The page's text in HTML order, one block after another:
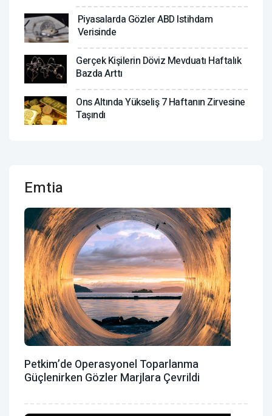
Piyasalarda Gözler ABD Istihdam
Verisinde
Gerçek Kişilerin Döviz Mevduatı Haftalık
Bazda Arttı
Ons Altında Yükseliş 7 Haftanın Zirvesine
Taşındı
Emtia
Petkim’de Operasyonel Toparlanma
Güçlenirken Gözler Marjlara Çevrildi